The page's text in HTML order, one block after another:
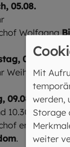
05.08.
Wolfgang
06.08.
Weihbischof
09.08.
10.30 Uhr
emeritus
.
Mit
werden,
Storage
weiter